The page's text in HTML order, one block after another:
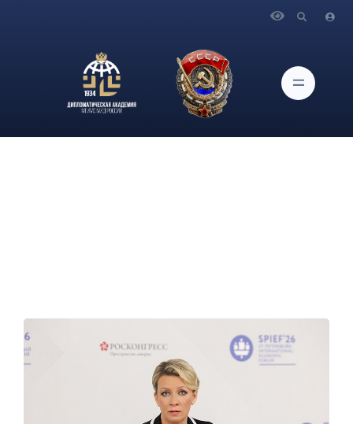
М.В.Захаровой «на полях» XXIX Петербургского
международного экономического форума, Санкт-Петербург